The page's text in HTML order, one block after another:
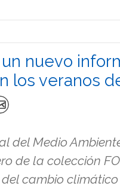
nuevo
los veranos
del Medio
de la colección
cambio